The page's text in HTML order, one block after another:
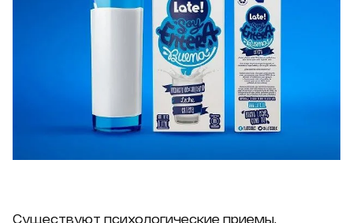
Существуют психологические приемы,